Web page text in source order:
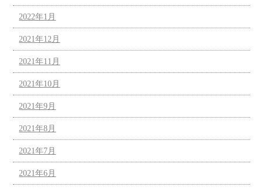
2022年1月
2021年12月
2021年11月
2021年10月
2021年9月
2021年8月
2021年7月
2021年6月